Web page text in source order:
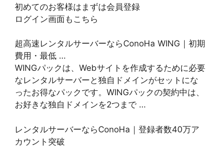
初めてのお客様はまずは会員登録
ログイン画面もこちら
超高速レンタルサーバーならConoHa WING｜初期
費用・最低 …
WINGパックは、Webサイトを作成するために必要
なレンタルサーバーと独自ドメインがセットにな
ったお得なパックです。WINGパックの契約中は、
お好きな独自ドメインを2つまで …
レンタルサーバーならConoHa｜登録者数40万ア
カウント突破